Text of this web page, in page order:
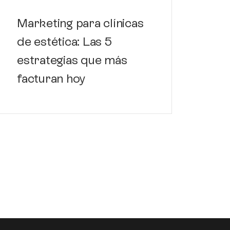
Marketing para clínicas
de estética: Las 5
estrategias que más
facturan hoy